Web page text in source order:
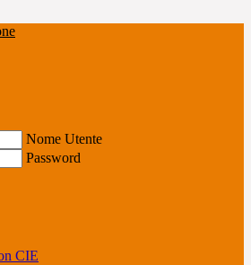
Nome Utente
Password
CIE